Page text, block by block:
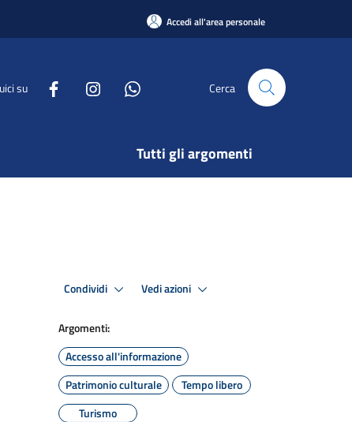
Accedi all'area personale
su Cerca
Tutti gli argomenti
Condividi Vedi azioni
Argomenti:
Accesso all'informazione
Patrimonio culturale
Tempo libero
Turismo